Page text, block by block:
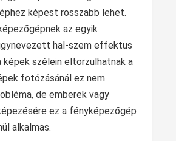
képest rosszabb lehet.
az egyik
hal-szem effektus
képek szélein eltorzulhatnak a
fotózásánál ez nem
de emberek vagy
ez a fényképezőgép
alkalmas.